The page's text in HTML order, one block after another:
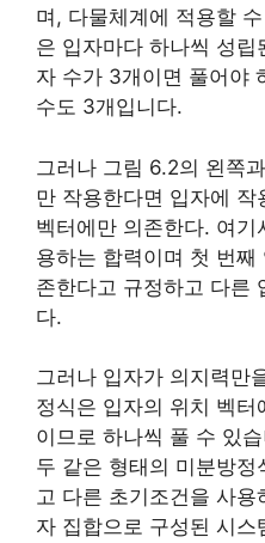
며, 다물체계에 적용할
은 입자마다 하나씩 성
자 수가 3개이면 풀어야
수도 3개입니다.
그러나 그림 6.2의 왼쪽
만 작용한다면 입자에
벡터에만 의존한다. 여
용하는 합력이며 첫 번
존한다고 규정하고 다른
다.
그러나 입자가 의지력만
정식은 입자의 위치 벡
이므로 하나씩 풀 수 있
두 같은 형태의 미분방
고 다른 초기조건을 사
자 집합으로 구성된 시